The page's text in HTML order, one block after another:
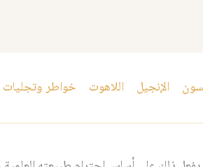
الإنجيل اللاهوت خواطر وتجليات